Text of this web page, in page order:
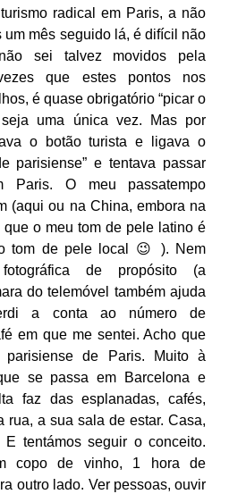
radical em Paris, a não
um mês seguido lá, é difícil não
sei talvez movidos pela
que estes pontos nos
é quase obrigatório “picar o
uma única vez. Mas por
o botão turista e ligava o
parisiense” e tentava passar
Paris. O meu passatempo
(aqui ou na China, embora na
o meu tom de pele latino é
tom de pele local 😉 ). Nem
de propósito (a
do telemóvel também ajuda
a conta ao número de
em que me sentei. Acho que
de Paris. Muito à
se passa em Barcelona e
faz das esplanadas, cafés,
rua, a sua sala de estar. Casa,
tentámos seguir o conceito.
copo de vinho, 1 hora de
outro lado. Ver pessoas, ouvir